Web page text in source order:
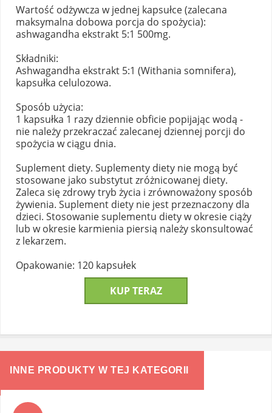
Wartość odżywcza w jednej kapsułce (zalecana
maksymalna dobowa porcja do spożycia):
ashwagandha ekstrakt 5:1 500mg.
Składniki:
Ashwagandha ekstrakt 5:1 (Withania somnifera),
kapsułka celulozowa.
Sposób użycia:
1 kapsułka 1 razy dziennie obficie popijając wodą -
nie należy przekraczać zalecanej dziennej porcji do
spożycia w ciągu dnia.
Suplement diety. Suplementy diety nie mogą być
stosowane jako substytut zróżnicowanej diety.
Zaleca się zdrowy tryb życia i zrównoważony sposób
żywienia. Suplement diety nie jest przeznaczony dla
dzieci. Stosowanie suplementu diety w okresie ciąży
lub w okresie karmienia piersią należy skonsultować
z lekarzem.
Opakowanie: 120 kapsułek
KUP TERAZ
INNE PRODUKTY W TEJ KATEGORII